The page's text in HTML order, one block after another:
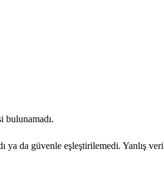
bulunamadı.
ya da güvenle eşleştirilemedi. Yanlış